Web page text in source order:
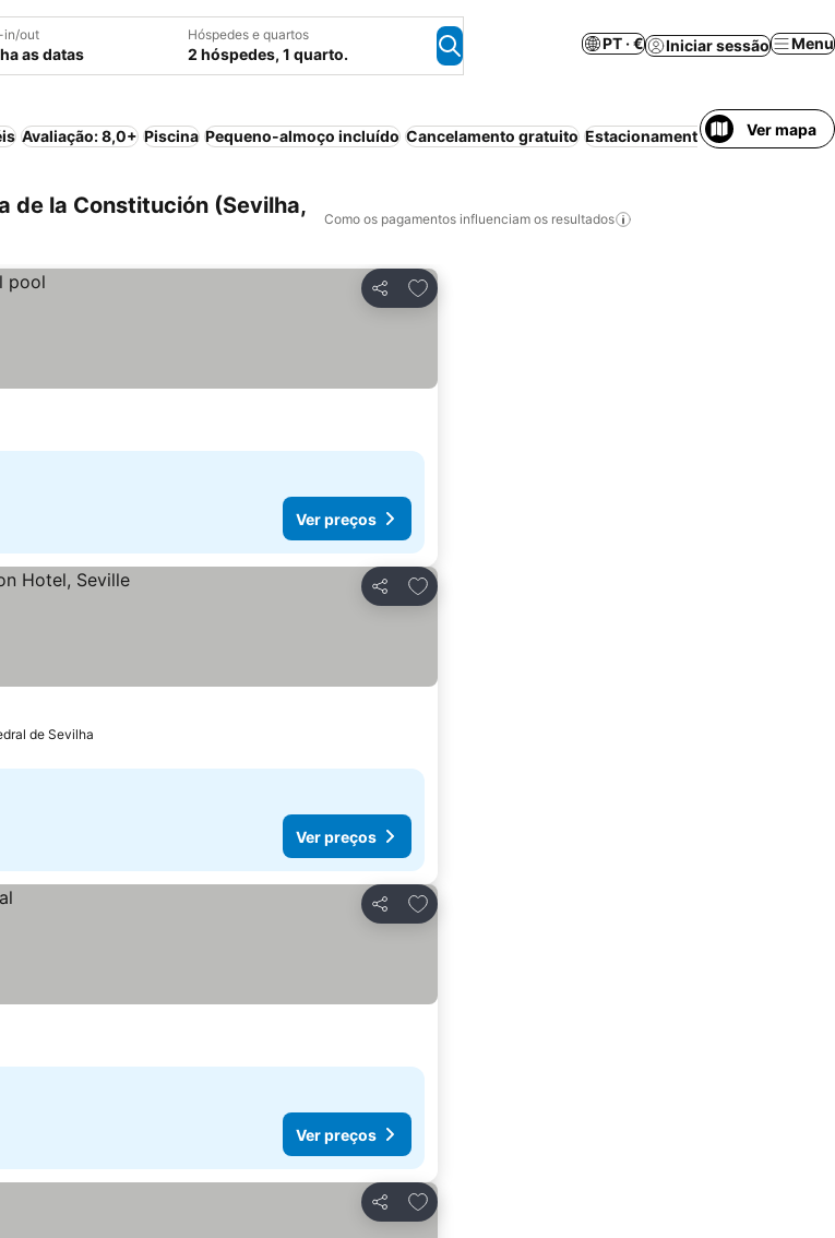
in/out
as datas
Hóspedes e quartos
2 hóspedes, 1 quarto.
PT · € Iniciar sessão Menu
Avaliação: 8,0+ Piscina Pequeno-almoço incluído Cancelamento gratuito Estacionamento Aparthotel
Ver mapa
de la Constitución (Sevilha,
Como os pagamentos influenciam os resultados
Partilhar
Adicionar aos favoritos
Ver preços
Partilhar
Adicionar aos favoritos
de Sevilha
Ver preços
Partilhar
Adicionar aos favoritos
Ver preços
Partilhar
Adicionar aos favoritos